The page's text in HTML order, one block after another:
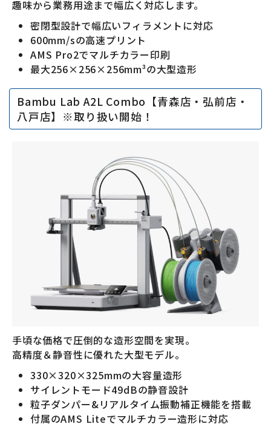
趣味から業務用途まで幅広く対応します。
密閉型設計で幅広いフィラメントに対応
600mm/sの高速プリント
AMS Pro2でマルチカラー印刷
最大256×256×256mm³の大型造形
Bambu Lab A2L Combo【青森店・弘前店・
八戸店】※取り扱い開始！
手頃な価格で圧倒的な造形空間を実現。
高精度＆静音性に優れた大型モデル。
330×320×325mmの大容量造形
サイレントモード49dBの静音設計
粒子ダンパー&リアルタイム振動補正機能を搭載
付属のAMS Liteでマルチカラー造形に対応